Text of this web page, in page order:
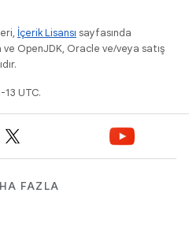
İçerik Lisansı sayfasında
OpenJDK, Oracle ve/veya satış
UTC.
FAZLA